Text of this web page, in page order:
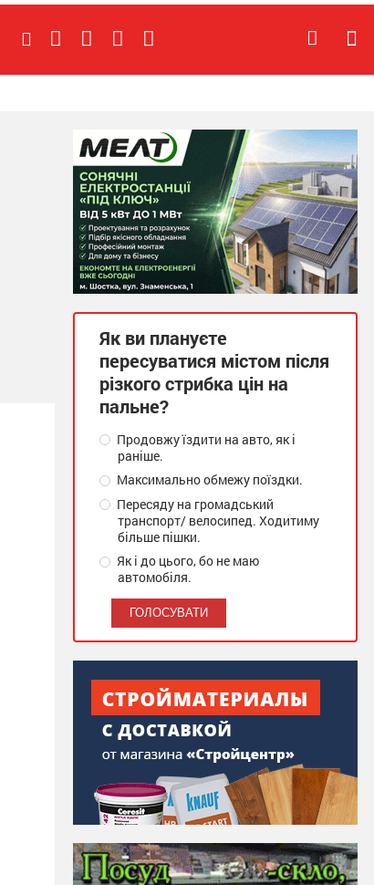
Як ви плануєте
пересуватися містом після
різкого стрибка цін на
пальне?
Продовжу їздити на авто, як і
раніше.
Максимально обмежу поїздки.
Пересяду на громадський
транспорт/ велосипед. Ходитиму
більше пішки.
Як і до цього, бо не маю
автомобіля.